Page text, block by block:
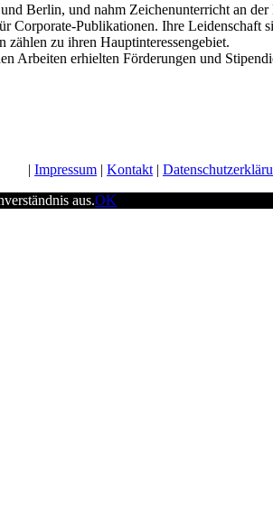
Berlin, und nahm Zeichenunterricht an
Publikationen. Ihre Leidenschaft
zu ihren Hauptinteressengebiet.
Arbeiten erhielten Förderungen und
Impressum Kontakt
aus.OK